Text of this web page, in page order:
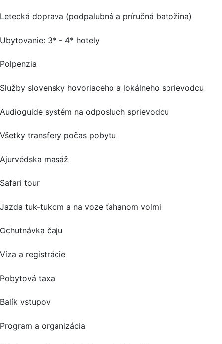
Letecká doprava (podpalubná a príručná batožina)
Ubytovanie: 3* - 4* hotely
Polpenzia
Služby slovensky hovoriaceho a lokálneho sprievodcu
Audioguide systém na odposluch sprievodcu
Všetky transfery počas pobytu
Ajurvédska masáž
Safari tour
Jazda tuk-tukom a na voze ťahanom volmi
Ochutnávka čaju
Víza a registrácie
Pobytová taxa
Balík vstupov
Program a organizácia